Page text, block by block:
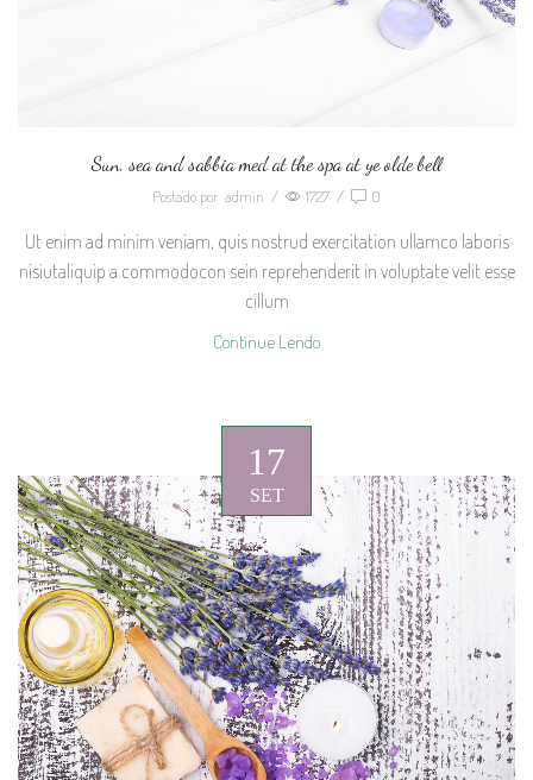
Sun, sea and sabbia med at the spa at ye olde bell
Postado por admin / 1727 / 0
Ut enim ad minim veniam, quis nostrud exercitation ullamco laboris
nisiutaliquip a commodocon sein reprehenderit in voluptate velit esse
cillum
Continue Lendo
17
SET